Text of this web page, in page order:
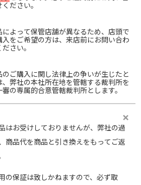
ださい。
によって保管店舗が異なるため、店頭で
入をご希望の方は、来店前にお問い合わ
さい。
のご購入に関し法律上の争いが生じたと
、弊社の本社所在地を管轄する裁判所を
審の専属的合意管轄裁判所とします。
はお受けしておりませんが、弊社の過
商品代を商品と引き換えをもってご返
の保証は致しかねますので、必ず取